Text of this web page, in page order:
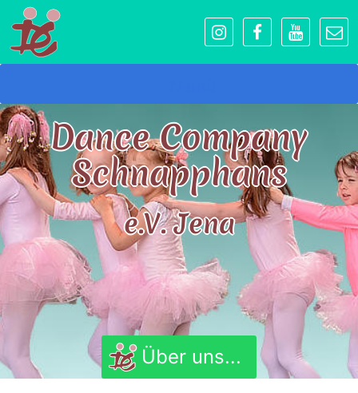
Dance Company
Schnapphans
e.V. Jena
Über uns...